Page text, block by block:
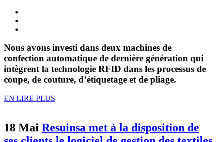
Nous avons investi dans deux machines de
confection automatique de dernière génération qui
intègrent la technologie RFID dans les processus de
coupe, de couture, d’étiquetage et de pliage.
EN LIRE PLUS
18 Mai Resuinsa met à la disposition de